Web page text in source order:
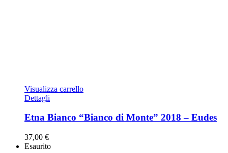
Visualizza carrello
Dettagli
Etna Bianco “Bianco di Monte” 2018 – Eudes
37,00 €
Esaurito